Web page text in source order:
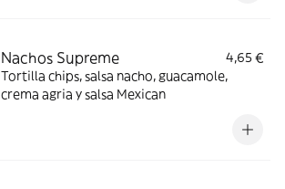
Nachos Supreme
4,65 €
Tortilla chips, salsa nacho, guacamole,
crema agria y salsa Mexican